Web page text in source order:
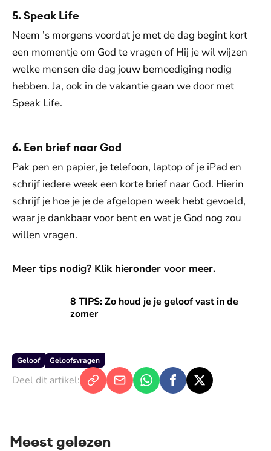
5. Speak Life
Neem ’s morgens voordat je met de dag begint kort
een momentje om God te vragen of Hij je wil wijzen
welke mensen die dag jouw bemoediging nodig
hebben. Ja, ook in de vakantie gaan we door met
Speak Life.
6. Een brief naar God
Pak pen en papier, je telefoon, laptop of je iPad en
schrijf iedere week een korte brief naar God. Hierin
schrijf je hoe je je de afgelopen week hebt gevoeld,
waar je dankbaar voor bent en wat je God nog zou
willen vragen.
Meer tips nodig? Klik hieronder voor meer.
8 TIPS: Zo houd je je geloof vast in de
zomer
8 TIPS: Zo houd je je geloof vast in de zomer
Geloof Geloofsvragen
Deel dit artikel:
Meest gelezen